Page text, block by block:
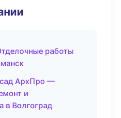
работы
АрхПро —
и
в Волгоград